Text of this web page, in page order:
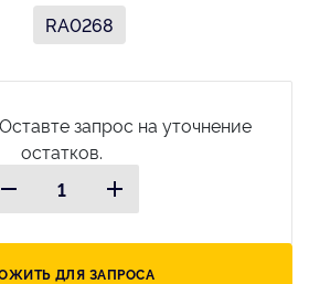
RA0268
запрос на уточнение
остатков.
ДЛЯ ЗАПРОСА